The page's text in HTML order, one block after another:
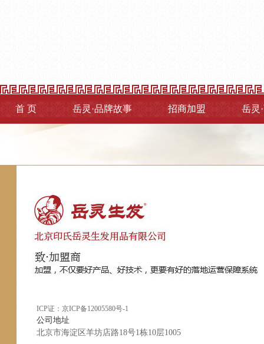
首 页 岳灵·品牌故事 招商加盟 岳灵
ICP证： 京ICP备12005580号-1
公司地址
北京市海淀区羊坊店路18号1栋10层1005